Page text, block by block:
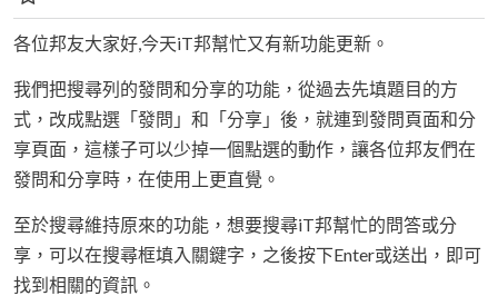
各位邦友大家好,今天iT邦幫忙又有新功能更新。
我們把搜尋列的發問和分享的功能，從過去先填題目的方
式，改成點選「發問」和「分享」後，就連到發問頁面和分
享頁面，這樣子可以少掉一個點選的動作，讓各位邦友們在
發問和分享時，在使用上更直覺。
至於搜尋維持原來的功能，想要搜尋iT邦幫忙的問答或分
享，可以在搜尋框填入關鍵字，之後按下Enter或送出，即可
找到相關的資訊。